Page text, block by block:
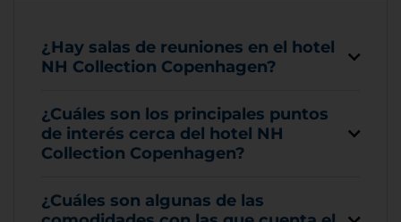
¿Hay salas de reuniones en el hotel
NH Collection Copenhagen?
¿Cuáles son los principales puntos
de interés cerca del hotel NH
Collection Copenhagen?
¿Cuáles son algunas de las